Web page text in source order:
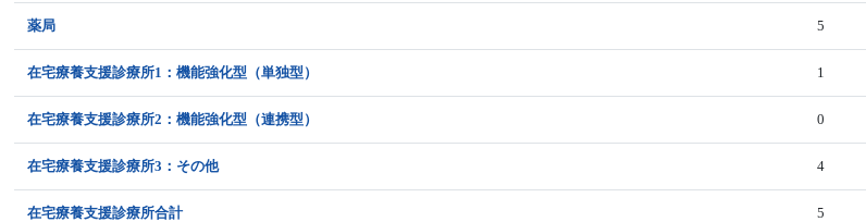
薬局 5
在宅療養支援診療所1：機能強化型（単独型） 1
在宅療養支援診療所2：機能強化型（連携型） 0
在宅療養支援診療所3：その他 4
在宅療養支援診療所合計 5